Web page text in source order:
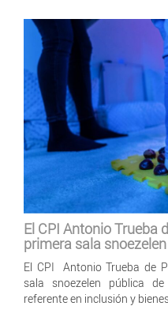
El CPI Antonio Trueba
primera sala
El CPI Antonio Trueba de
sala snoezelen pública
referente en inclusión y